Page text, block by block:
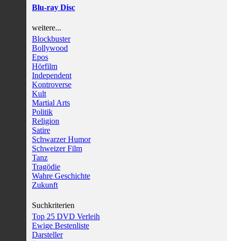
Blu-ray Disc
weitere...
Blockbuster
Bollywood
Epos
Hörfilm
Independent
Kontroverse
Kult
Martial Arts
Politik
Religion
Satire
Schwarzer Humor
Schweizer Film
Tanz
Tragödie
Wahre Geschichte
Zukunft
Suchkriterien
Top 25 DVD Verleih
Ewige Bestenliste
Darsteller